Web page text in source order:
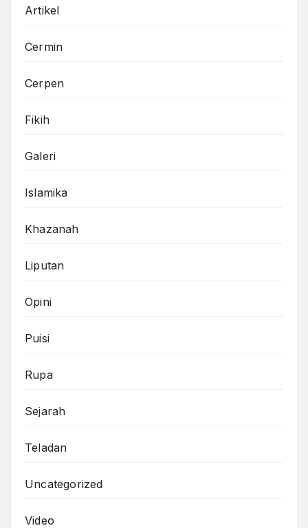
Artikel
Cermin
Cerpen
Fikih
Galeri
Islamika
Khazanah
Liputan
Opini
Puisi
Rupa
Sejarah
Teladan
Uncategorized
Video